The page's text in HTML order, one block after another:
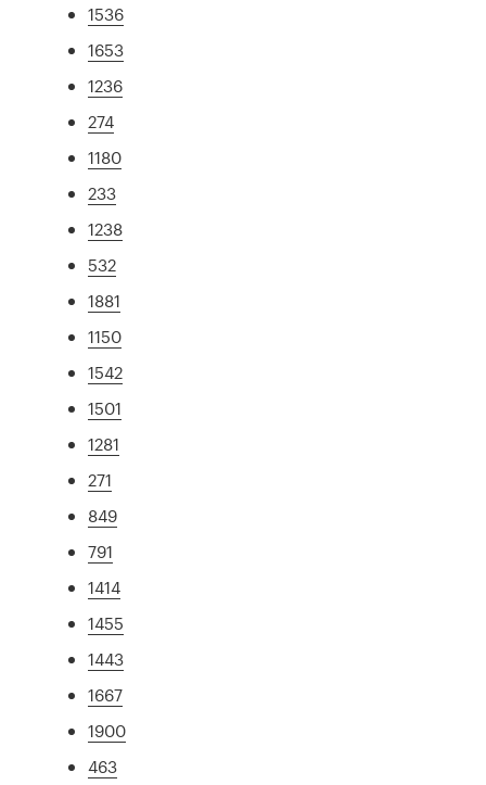
1536
1653
1236
274
1180
233
1238
532
1881
1150
1542
1501
1281
271
849
791
1414
1455
1443
1667
1900
463